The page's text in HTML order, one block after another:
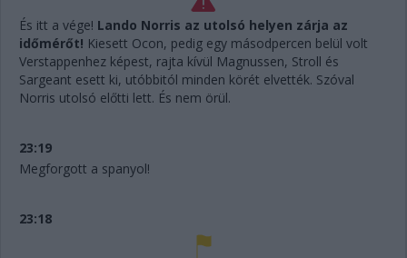
És itt a vége! Lando Norris az utolsó helyen zárja az
időmérőt! Kiesett Ocon, pedig egy másodpercen belül volt
Verstappenhez képest, rajta kívül Magnussen, Stroll és
Sargeant esett ki, utóbbitól minden körét elvették. Szóval
Norris utolsó előtti lett. És nem örül.
23:19
Megforgott a spanyol!
23:18